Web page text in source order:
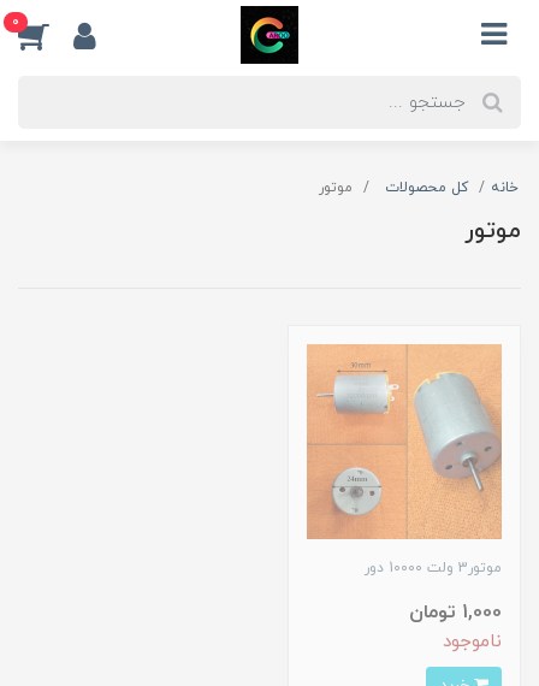
0
خانه کل محصولات موتور
موتور
موتور3 ولت 10000 دور
1,000 تومان
ناموجود